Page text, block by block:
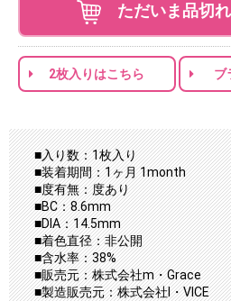
ただいま品切
2枚入りはこちら ブ
■入り数：1枚入り
■装着期間：1ヶ月 1month
■度有無：度あり
■BC：8.6mm
■DIA：14.5mm
■着色直径：非公開
■含水率：38%
■販売元：株式会社m・Grace
■製造販売元：株式会社I・VICE